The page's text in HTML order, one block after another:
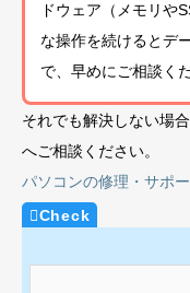
ドウェア（メモリや
な操作を続けるとデ
で、早めにご相談く
それでも解決しない場
へご相談ください。
パソコンの修理・サポ